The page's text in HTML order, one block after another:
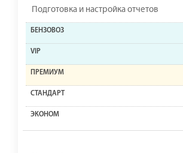
Подготовка и настройка отчетов